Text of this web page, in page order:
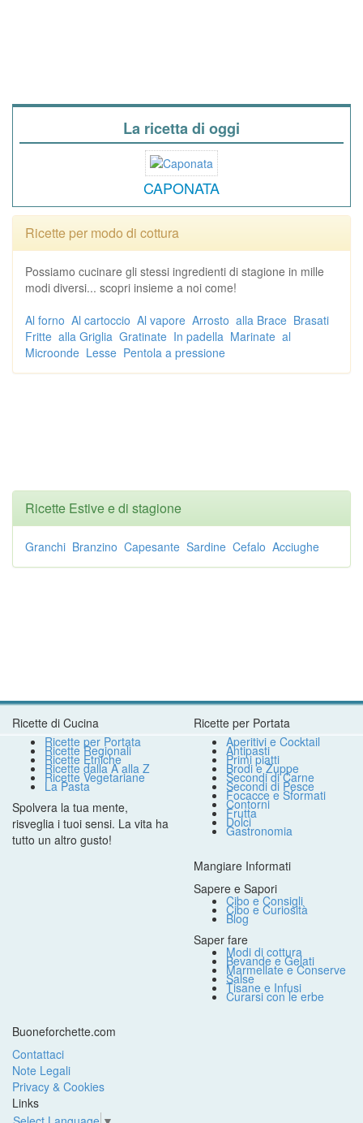
La ricetta di oggi
CAPONATA
Ricette per modo di cottura
Possiamo cucinare gli stessi ingredienti di stagione in mille
modi diversi... scopri insieme a noi come!
Al forno Al cartoccio Al vapore Arrosto alla Brace Brasati
Fritte alla Griglia Gratinate In padella Marinate al
Microonde Lesse Pentola a pressione
Ricette Estive e di stagione
Granchi Branzino Capesante Sardine Cefalo Acciughe
Ricette di Cucina
Ricette per Portata
Ricette Regionali
Ricette Etniche
Ricette dalla A alla Z
Ricette Vegetariane
La Pasta
Spolvera la tua mente,
risveglia i tuoi sensi. La vita ha
tutto un altro gusto!
Ricette per Portata
Aperitivi e Cocktail
Antipasti
Primi piatti
Brodi e Zuppe
Secondi di Carne
Secondi di Pesce
Focacce e Sformati
Contorni
Frutta
Dolci
Gastronomia
Mangiare Informati
Sapere e Sapori
Cibo e Consigli
Cibo e Curiosità
Blog
Saper fare
Modi di cottura
Bevande e Gelati
Marmellate e Conserve
Salse
Tisane e Infusi
Curarsi con le erbe
Buoneforchette.com
Contattaci
Note Legali
Privacy & Cookies
Links